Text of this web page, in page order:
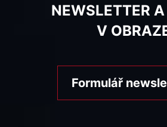
NEWSLETTER
V
Formulář